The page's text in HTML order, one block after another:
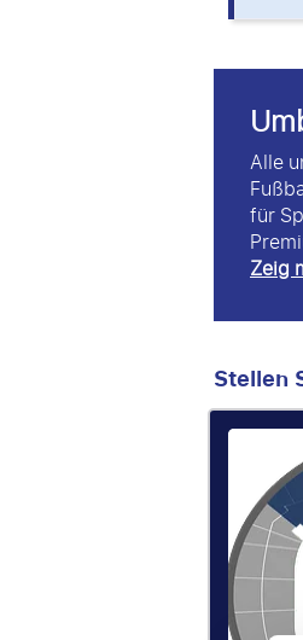
Alle
für
Zeig
Stellen